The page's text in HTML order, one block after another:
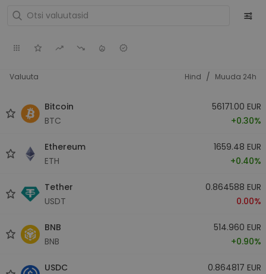
Valuuta Hind / Muuda 24h
Bitcoin
BTC
56171.00 EUR
+0.30%
Ethereum
ETH
1659.48 EUR
+0.40%
Tether
USDT
0.864588 EUR
0.00%
BNB
BNB
514.960 EUR
+0.90%
USDC
0.864817 EUR